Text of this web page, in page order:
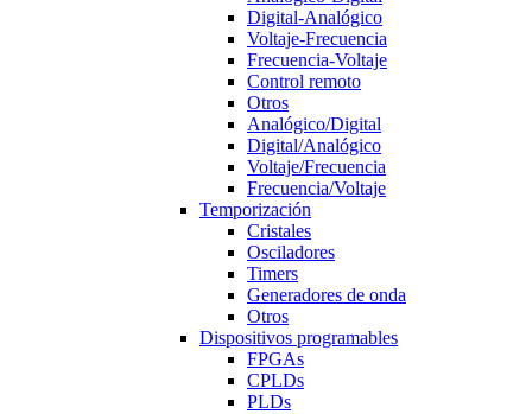
Digital-Analógico
Voltaje-Frecuencia
Frecuencia-Voltaje
Control remoto
Otros
Analógico/Digital
Digital/Analógico
Voltaje/Frecuencia
Frecuencia/Voltaje
Temporización
Cristales
Osciladores
Timers
Generadores de onda
Otros
Dispositivos programables
FPGAs
CPLDs
PLDs